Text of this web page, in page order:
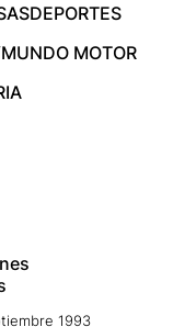
DEPORTES
MUNDO MOTOR
1993